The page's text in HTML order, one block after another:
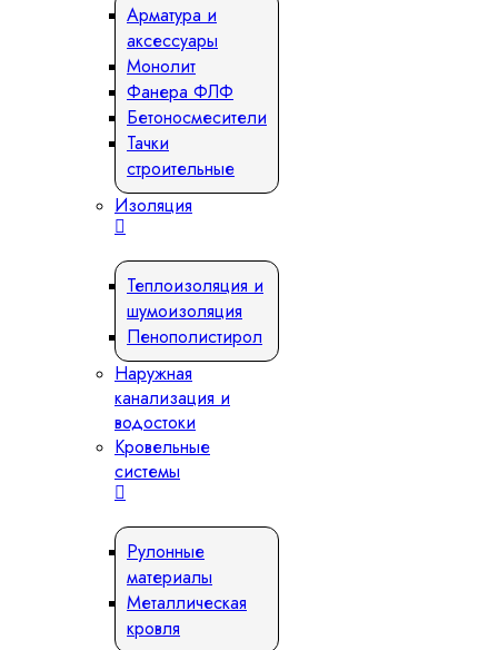
Арматура и
аксессуары
Монолит
Фанера ФЛФ
Бетоносмесители
Тачки
строительные
Изоляция
Теплоизоляция и
шумоизоляция
Пенополистирол
Наружная
канализация и
водостоки
Кровельные
системы
Рулонные
материалы
Металлическая
кровля